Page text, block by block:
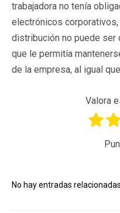
trabajadora no tenía
electrónicos
distribución no puede ser
que le permitía
de la empresa, al igual
Valora
No hay entradas relacionadas